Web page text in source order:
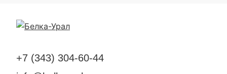
+7 (343) 304-60-44